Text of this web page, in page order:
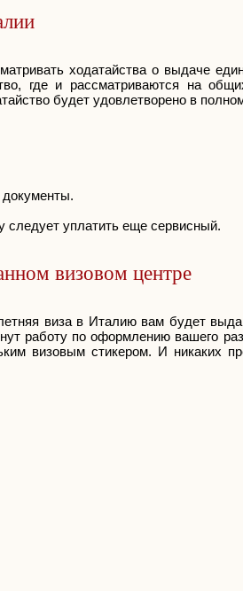
ходатайства о выдаче
где и рассматриваются на
будет удовлетворено в
следует уплатить еще сервисный.
визовом центре
виза в Италию вам будет
работу по оформлению вашего
визовым стикером. И никаких